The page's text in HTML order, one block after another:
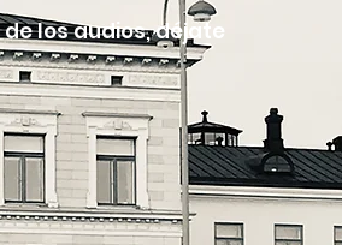
los audios, déjate